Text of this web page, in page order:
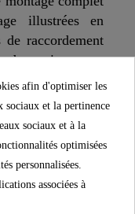
illustrées en
raccordement
domestique sont
et faciles à
dans le robinet
longévité et son
afin d'optimiser les
sociaux et la pertinence
sociaux et à la
optimisées
personnalisées.
associées à